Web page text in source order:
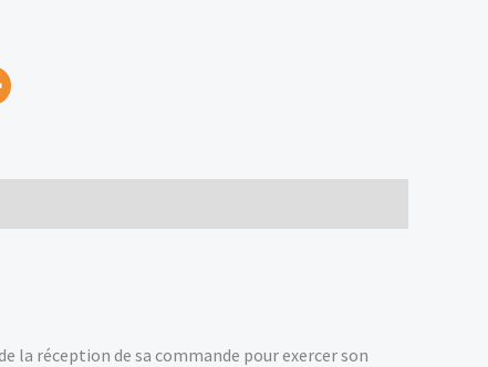
la réception de sa commande pour exercer son